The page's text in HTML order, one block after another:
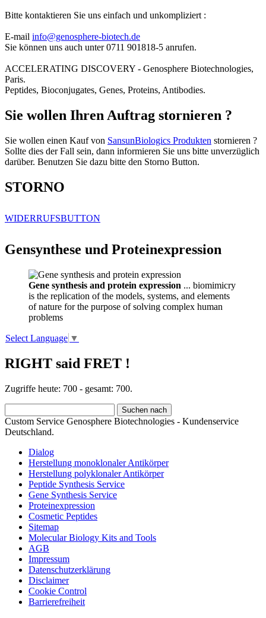
Bitte kontaktieren Sie uns einfach und unkompliziert :
E-mail info@genosphere-biotech.de
Sie können uns auch unter 0711 901818-5 anrufen.
ACCELERATING DISCOVERY - Genosphere Biotechnologies,
Paris.
Peptides, Bioconjugates, Genes, Proteins, Antibodies.
Sie wollen Ihren Auftrag stornieren ?
Sie wollen einen Kauf von SansunBiologics Produkten stornieren ?
Sollte dies der Fall sein, dann informieren Sie uns bitte unverzüglich
darüber. Benutzen Sie dazu bitte den Storno Button.
STORNO
WIDERRUFSBUTTON
Gensynthese und Proteinexpression
Gene synthesis and protein expression ... biomimicry
is the replication of the models, systems, and elements
of nature for the purpose of solving complex human
problems
Select Language ▼
RIGHT said FRET !
Zugriffe heute: 700 - gesamt: 700.
Custom Service Genosphere Biotechnologies - Kundenservice
Deutschland.
Dialog
Herstellung monoklonaler Antikörper
Herstellung polyklonaler Antikörper
Peptide Synthesis Service
Gene Synthesis Service
Proteinexpression
Cosmetic Peptides
Sitemap
Molecular Biology Kits and Tools
AGB
Impressum
Datenschutzerklärung
Disclaimer
Cookie Control
Barrierefreiheit